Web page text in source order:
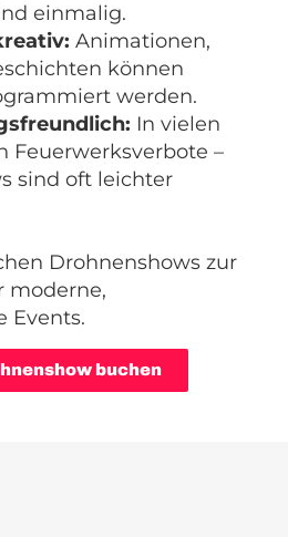
einmalig.
Animationen,
können
werden.
In vielen
Feuerwerksverbote –
sind oft leichter
Drohnenshows zur
moderne,
Events.
buchen